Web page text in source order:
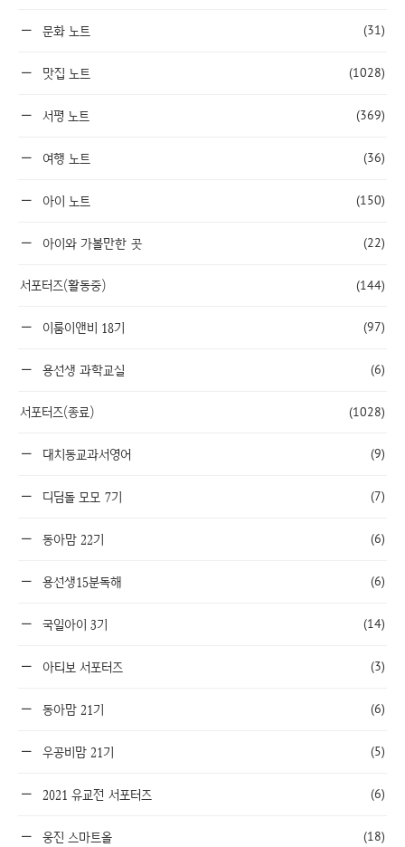
문화 노트 (31)
맛집 노트 (1028)
서평 노트 (369)
여행 노트 (36)
아이 노트 (150)
아이와 가볼만한 곳 (22)
서포터즈(활동중) (144)
이룸이앤비 18기 (97)
용선생 과학교실 (6)
서포터즈(종료) (1028)
대치동교과서영어 (9)
디딤돌 모모 7기 (7)
동아맘 22기 (6)
용선생15분독해 (6)
국일아이 3기 (14)
아티보 서포터즈 (3)
동아맘 21기 (6)
우공비맘 21기 (5)
2021 유교전 서포터즈 (6)
웅진 스마트올 (18)